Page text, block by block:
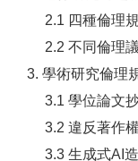
2.1 四種倫理
2.2 不同倫理
3. 學術研究倫理
3.1 學位論文
3.2 違反著作
3.3 生成式AI